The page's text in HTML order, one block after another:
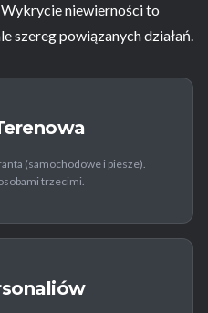
niewierności to
szereg powiązanych działań.
(samochodowe i piesze).
trzecimi.